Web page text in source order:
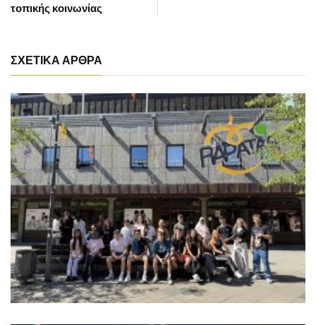
τοπικής κοινωνίας
ΣΧΕΤΙΚΑ ΑΡΘΡΑ